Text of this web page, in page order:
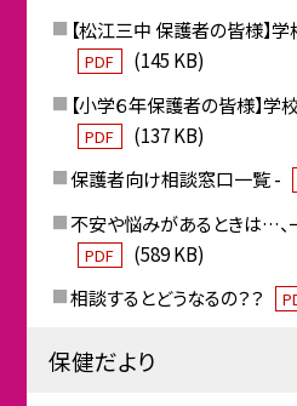
【松江三中 保護者の皆様】
PDF
(145 KB)
【小学６年保護者の皆様】
PDF
(137 KB)
保護者向け相談窓口一覧 -
不安や悩みがあるときは…、
PDF
(589 KB)
相談するとどうなるの？？
保健だより